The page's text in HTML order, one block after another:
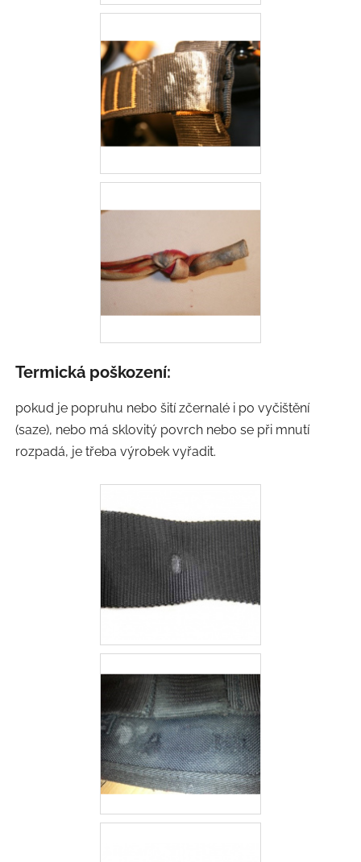
Termická poškození:
pokud je popruhu nebo šití zčernalé i po vyčištění
(saze), nebo má sklovitý povrch nebo se při mnutí
rozpadá, je třeba výrobek vyřadit.